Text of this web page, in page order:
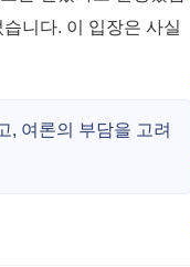
니다. 이 입장은 사실
, 여론의 부담을 고려